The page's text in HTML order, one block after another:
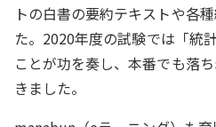
トの白書の要約テキストや各
た。2020年度の試験では「統
ことが功を奏し、本番でも落
きました。